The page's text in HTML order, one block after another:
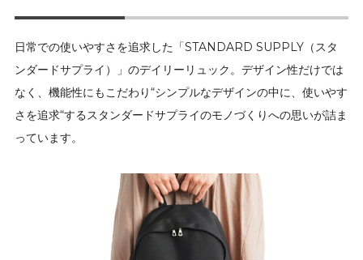
日常での使いやすさを追求した「STANDARD SUPPLY（スタ
ンダードサプライ）」のデイリーリュック。デザイン性だけでは
なく、機能性にもこだわり“シンプルなデザインの中に、使いやす
さを追求“するスタンダードサプライのモノづくりへの思いが詰ま
っています。